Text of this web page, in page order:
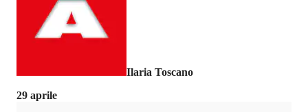
Ilaria Toscano
29 aprile